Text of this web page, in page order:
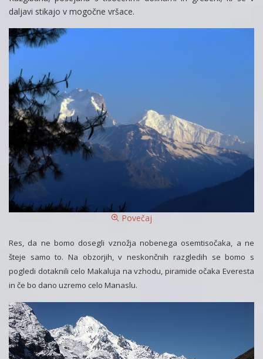
daljavi stikajo v mogočne vršace.
Povečaj
Res, da ne bomo dosegli vznožja nobenega osemtisočaka, a ne
šteje samo to. Na obzorjih, v neskončnih razgledih se bomo s
pogledi dotaknili celo Makaluja na vzhodu, piramide očaka Everesta
in če bo dano uzremo celo Manaslu.